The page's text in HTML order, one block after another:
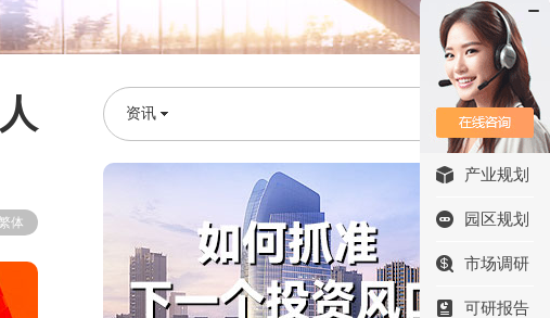
体
资讯
产业规划
园区规划
市场调研
可研报告